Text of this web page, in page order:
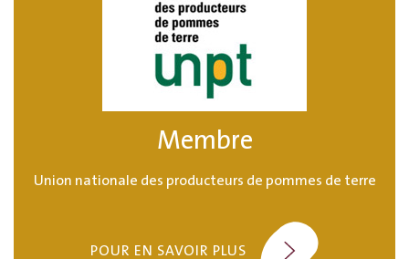
Membre
Union nationale des producteurs de pommes de terre
POUR EN SAVOIR PLUS